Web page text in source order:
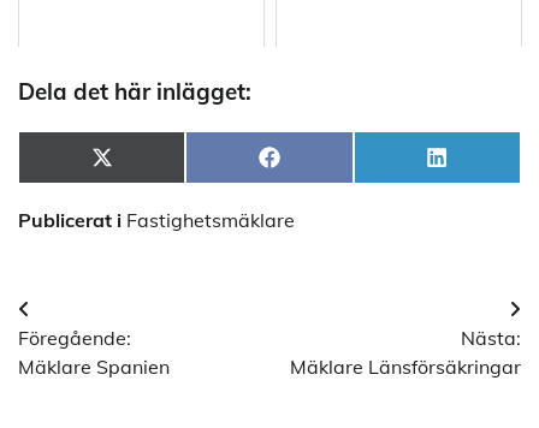
Dela det här inlägget:
Dela
på
X
(Twitter)
Dela
på
Facebook
Dela
på
LinkedIn
Publicerat i Fastighetsmäklare
Inläggsnavigering
Föregående:
Mäklare Spanien
Nästa:
Mäklare Länsförsäkringar